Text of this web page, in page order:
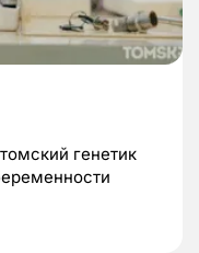
генетик